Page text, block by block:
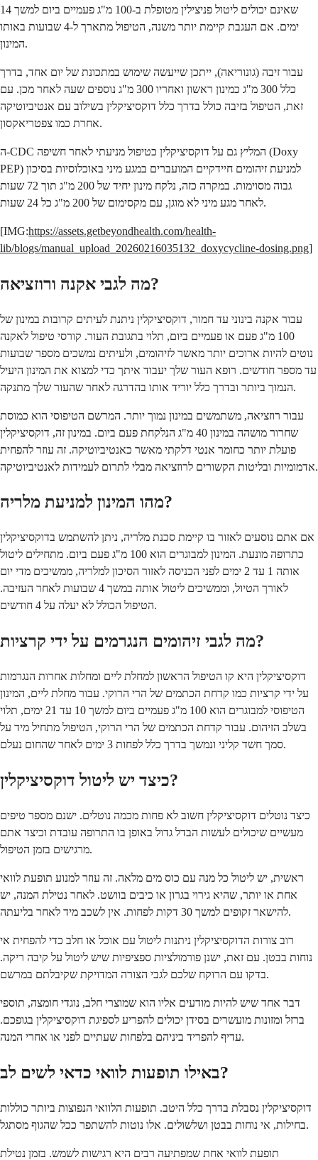
שאינם יכולים ליטול פניצילין מטופלת ב-100 מ"ג פעמיים ביום למשך 14
ימים. אם העגבת קיימת יותר משנה, הטיפול מתארך ל-4 שבועות באותו
המינון.
עבור זיבה (גונוריאה), ייתכן שייעשה שימוש במתכונת של יום אחד, בדרך
כלל 300 מ"ג כמינון ראשון ואחריו 300 מ"ג נוספים שעה לאחר מכן. עם
זאת, הטיפול בזיבה כולל בדרך כלל דוקסיציקלין בשילוב עם אנטיביוטיקה
אחרת כמו צפטריאקסון.
ה-CDC המליץ גם על דוקסיציקלין כטיפול מניעתי לאחר חשיפה (Doxy
PEP) למניעת זיהומים חיידקיים המועברים במגע מיני באוכלוסיות בסיכון
גבוה מסוימות. במקרה כזה, נלקח מינון יחיד של 200 מ"ג תוך 72 שעות
לאחר מגע מיני לא מוגן, עם מקסימום של 200 מ"ג כל 24 שעות.
[IMG:https://assets.getbeyondhealth.com/health-
lib/blogs/manual_upload_20260216035132_doxycycline-dosing.png]
מה לגבי אקנה ורוזציאה?
עבור אקנה בינוני עד חמור, דוקסיציקלין ניתנת לעיתים קרובות במינון של
100 מ"ג פעם או פעמיים ביום, תלוי בתגובת העור. קורסי טיפול לאקנה
נוטים להיות ארוכים יותר מאשר לזיהומים, ולעיתים נמשכים מספר שבועות
עד מספר חודשים. רופא העור שלך יעבוד איתך כדי למצוא את המינון היעיל
הנמוך ביותר ובדרך כלל יוריד אותו בהדרגה לאחר שהעור שלך מתנקה.
עבור רוזציאה, משתמשים במינון נמוך יותר. המרשם הטיפוסי הוא כמוסת
שחרור מושהה במינון 40 מ"ג הנלקחת פעם ביום. במינון זה, דוקסיציקלין
פועלת יותר כחומר אנטי דלקתי מאשר כאנטיביוטיקה. זה עוזר להפחית
אדמומיות ובליטות הקשורים לרוזציאה מבלי לתרום לעמידות לאנטיביוטיקה.
מהו המינון למניעת מלריה?
אם אתם נוסעים לאזור בו קיימת סכנת מלריה, ניתן להשתמש בדוקסיציקלין
כתרופה מונעת. המינון למבוגרים הוא 100 מ"ג פעם ביום. מתחילים ליטול
אותה 1 עד 2 ימים לפני הכניסה לאזור הסיכון למלריה, ממשיכים מדי יום
לאורך הטיול, וממשיכים ליטול אותה במשך 4 שבועות לאחר העזיבה.
הטיפול הכולל לא יעלה על 4 חודשים.
מה לגבי זיהומים הנגרמים על ידי קרציות?
דוקסיציקלין היא קו הטיפול הראשון למחלת ליים ומחלות אחרות הנגרמות
על ידי קרציות כמו קדחת הכתמים של הרי הרוקי. עבור מחלת ליים, המינון
הטיפוסי למבוגרים הוא 100 מ"ג פעמיים ביום למשך 10 עד 21 ימים, תלוי
בשלב הזיהום. עבור קדחת הכתמים של הרי הרוקי, הטיפול מתחיל מיד על
סמך חשד קליני ונמשך בדרך כלל לפחות 3 ימים לאחר שהחום נעלם.
כיצד יש ליטול דוקסיציקלין?
כיצד נוטלים דוקסיציקלין חשוב לא פחות מכמה נוטלים. ישנם מספר טיפים
מעשיים שיכולים לעשות הבדל גדול באופן בו התרופה עובדת וכיצד אתם
מרגישים בזמן הטיפול.
ראשית, יש ליטול כל מנה עם כוס מים מלאה. זה עוזר למנוע תופעת לוואי
אחת או יותר, שהיא גירוי בגרון או כיבים בוושט. לאחר נטילת המנה, יש
להישאר זקופים למשך 30 דקות לפחות. אין לשכב מיד לאחר בליעתה.
רוב צורות הדוקסיציקלין ניתנות ליטול עם אוכל או חלב כדי להפחית אי
נוחות בבטן. עם זאת, ישנן פורמולציות ספציפיות שיש ליטול על קיבה ריקה.
בדקו עם הרוקח שלכם לגבי הצורה המדויקת שקיבלתם במרשם.
דבר אחד שיש להיות מודעים אליו הוא שמוצרי חלב, נוגדי חומצה, תוספי
ברזל ומזונות מועשרים בסידן יכולים להפריע לספיגת דוקסיציקלין בגופכם.
עדיף להפריד ביניהם בלפחות שעתיים לפני או אחרי המנה.
באילו תופעות לוואי כדאי לשים לב?
דוקסיציקלין נסבלת בדרך כלל היטב. תופעות הלוואי הנפוצות ביותר כוללות
בחילות, אי נוחות בבטן ושלשולים. אלו נוטות להשתפר ככל שהגוף מסתגל.
תופעת לוואי אחת שמפתיעה רבים היא רגישות לשמש. בזמן נטילת